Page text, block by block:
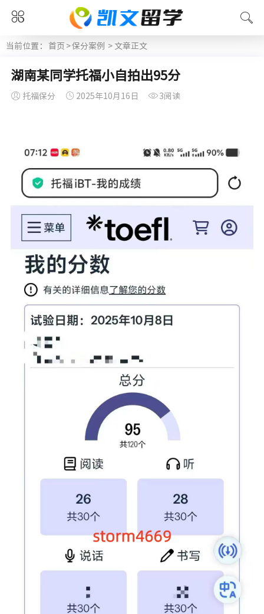
当前位置： 首页 >保分案例 > 文章正文
湖南某同学托福小自拍出95分
托福保分 2025年10月16日 3阅读